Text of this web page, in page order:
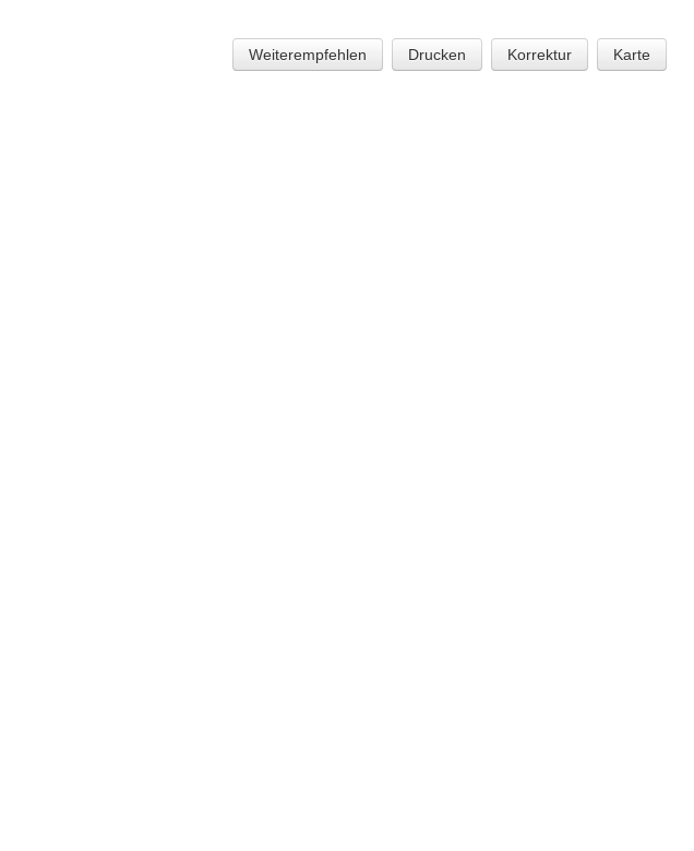
Weiterempfehlen Drucken Korrektur Karte